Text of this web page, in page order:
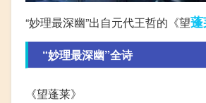
“妙理最深幽”出自元代王哲的《望
“妙理最深幽”全诗
《望蓬莱》